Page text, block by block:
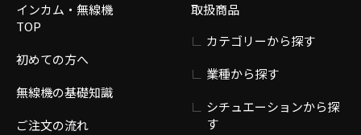
インカム・無線機
TOP
初めての方へ
無線機の基礎知識
ご注文の流れ
取扱商品
カテゴリーから探す
業種から探す
シチュエーションから探
す